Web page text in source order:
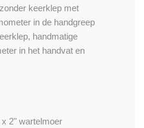
keerklep met
in de handgreep
handmatige
in het handvat en
2" wartelmoer